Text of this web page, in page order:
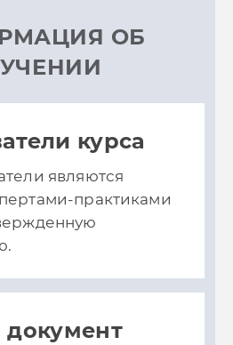
ОБ
курса
являются
практиками
документ